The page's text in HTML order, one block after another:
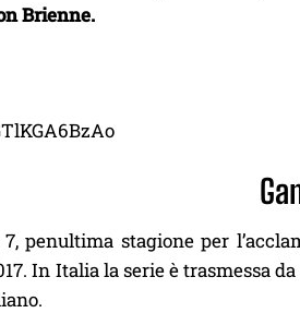
Brienne.
penultima stagione per
In Italia la serie è trasmessa da